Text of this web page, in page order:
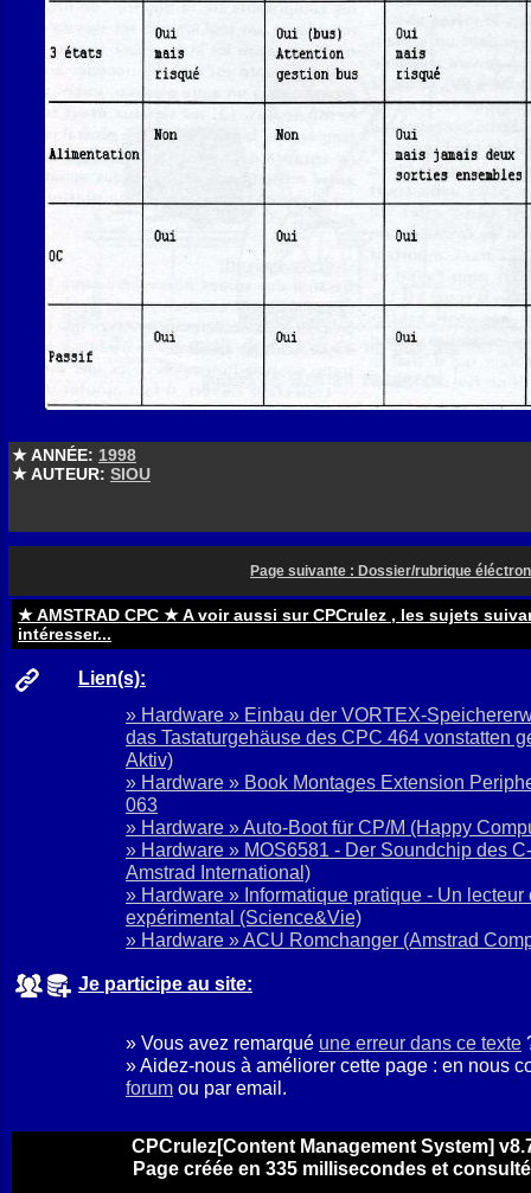
★ ANNÉE: 1998
★ AUTEUR: SIOU
Page suivante : Dossier/rubrique
★ AMSTRAD CPC ★ A voir aussi sur CPCrulez , les sujets
intéresser...
Lien(s):
» Hardware » Einbau der VORTEX-
das Tastaturgehäuse des CPC 464 vonstatten
Aktiv)
» Hardware » Book Montages Extension
063
» Hardware » Auto-Boot für CP/M (Happy
» Hardware » MOS6581 - Der Soundchip des
Amstrad International)
» Hardware » Informatique pratique - Un lecteur
expérimental (Science&Vie)
» Hardware » ACU Romchanger (Amstrad
Je participe au site:
» Vous avez remarqué une erreur dans ce texte
» Aidez-nous à améliorer cette page : en nous
forum ou par email.
CPCrulez[Content Management System]
Page créée en 335 millisecondes et